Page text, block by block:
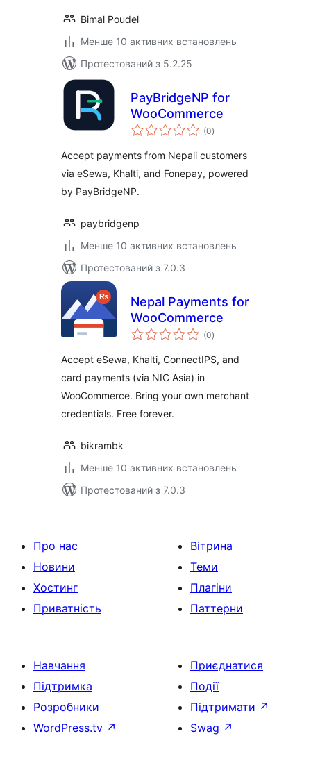
Bimal Poudel
Менше 10 активних встановлень
Протестований з 5.2.25
PayBridgeNP for
WooCommerce
(0загальний
рейтинг
)
Accept payments from Nepali customers
via eSewa, Khalti, and Fonepay, powered
by PayBridgeNP.
paybridgenp
Менше 10 активних встановлень
Протестований з 7.0.3
Nepal Payments for
WooCommerce
(0загальний
рейтинг
)
Accept eSewa, Khalti, ConnectIPS, and
card payments (via NIC Asia) in
WooCommerce. Bring your own merchant
credentials. Free forever.
bikrambk
Менше 10 активних встановлень
Протестований з 7.0.3
Про нас
Новини
Хостинг
Приватність
Вітрина
Теми
Плагіни
Паттерни
Навчання
Підтримка
Розробники
WordPress.tv ↗
Приєднатися
Події
Підтримати ↗
Swag ↗